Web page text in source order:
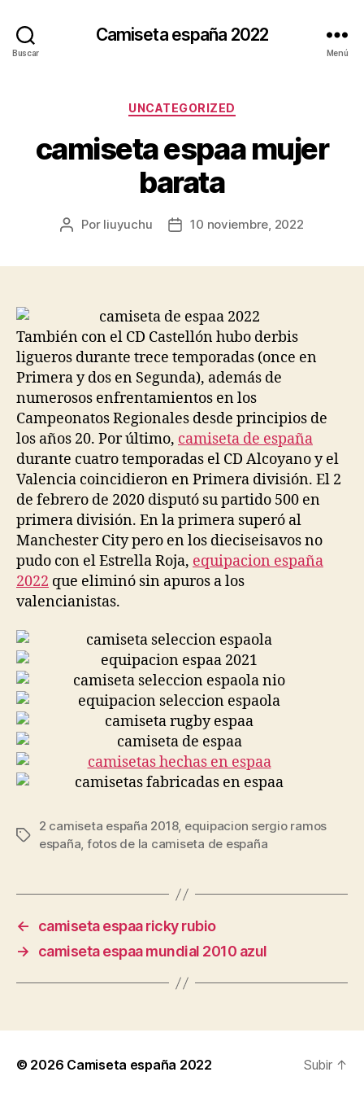
Buscar
Camiseta españa 2022
Menú
Categorías
UNCATEGORIZED
camiseta espaa mujer
barata
Autor
Por liuyuchu
Fecha10 noviembre, 2022
También con el CD Castellón hubo derbis
ligueros durante trece temporadas (once en
Primera y dos en Segunda), además de
numerosos enfrentamientos en los
Campeonatos Regionales desde principios de
los años 20. Por último, camiseta de españa
durante cuatro temporadas el CD Alcoyano y el
Valencia coincidieron en Primera división. El 2
de febrero de 2020 disputó su partido 500 en
primera división. En la primera superó al
Manchester City pero en los dieciseisavos no
pudo con el Estrella Roja, equipacion españa
2022 que eliminó sin apuros a los
valencianistas.
Etiquetas
2 camiseta españa 2018, equipacion sergio ramos
españa, fotos de la camiseta de españa
←
camiseta espaa ricky rubio
→
camiseta espaa mundial 2010 azul
© 2026 Camiseta españa 2022 Subir ↑